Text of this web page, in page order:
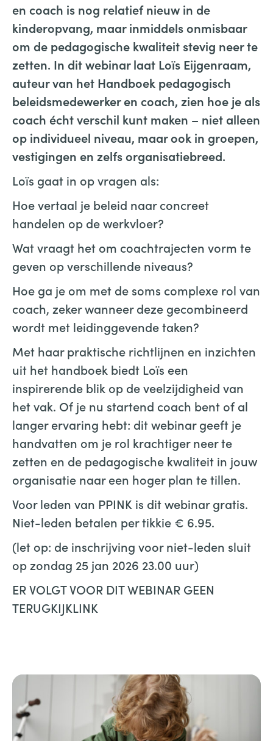
en coach is nog relatief nieuw in de
kinderopvang, maar inmiddels onmisbaar
om de pedagogische kwaliteit stevig neer te
zetten. In dit webinar laat Loïs Eijgenraam,
auteur van het Handboek pedagogisch
beleidsmedewerker en coach, zien hoe je als
coach écht verschil kunt maken – niet alleen
op individueel niveau, maar ook in groepen,
vestigingen en zelfs organisatiebreed.
Loïs gaat in op vragen als:
Hoe vertaal je beleid naar concreet
handelen op de werkvloer?
Wat vraagt het om coachtrajecten vorm te
geven op verschillende niveaus?
Hoe ga je om met de soms complexe rol van
coach, zeker wanneer deze gecombineerd
wordt met leidinggevende taken?
Met haar praktische richtlijnen en inzichten
uit het handboek biedt Loïs een
inspirerende blik op de veelzijdigheid van
het vak. Of je nu startend coach bent of al
langer ervaring hebt: dit webinar geeft je
handvatten om je rol krachtiger neer te
zetten en de pedagogische kwaliteit in jouw
organisatie naar een hoger plan te tillen.
Voor leden van PPINK is dit webinar gratis.
Niet-leden betalen per tikkie € 6.95.
(let op: de inschrijving voor niet-leden sluit
op zondag 25 jan 2026 23.00 uur)
ER VOLGT VOOR DIT WEBINAR GEEN
TERUGKIJKLINK